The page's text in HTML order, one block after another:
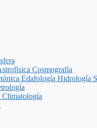
Cosmografía
Edafología Hidrología